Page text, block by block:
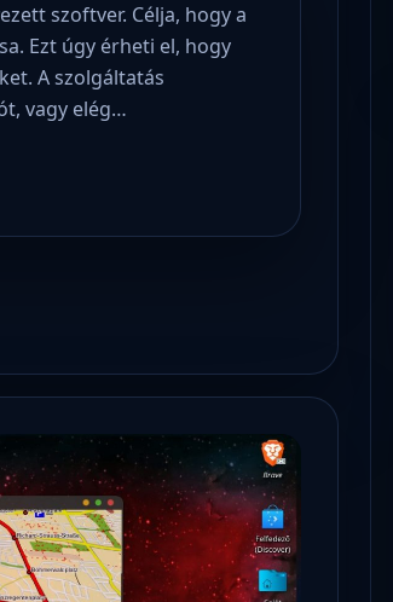
szoftver. Célja, hogy a
Ezt úgy érheti el, hogy
A szolgáltatás
vagy elég…